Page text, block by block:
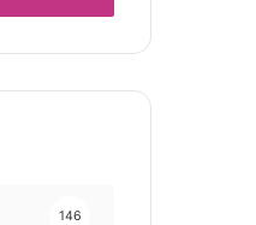
146